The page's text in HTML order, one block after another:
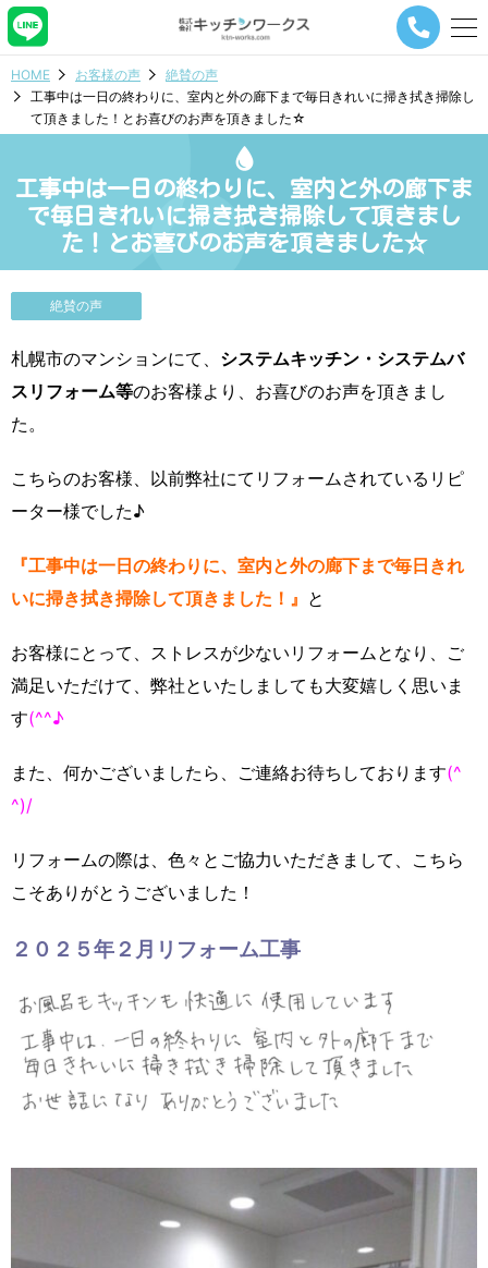
メ
ー
ビ
シ
タ
HOME お客様の声
絶賛の声
工事中は一日の終わりに、室内と外の廊下まで毎日きれいに掃き拭き掃除し
て頂きました！とお喜びのお声を頂きました☆
工事中は一日の終わりに、室内と外の廊下ま
で毎日きれいに掃き拭き掃除して頂きまし
た！とお喜びのお声を頂きました☆
絶賛の声
札幌市のマンションにて、 システムキッチン・システムバ
スリフォーム等のお客様より、お喜びのお声を頂きまし
た。
こちらのお客様、以前弊社にてリフォームされているリピ
ーター様でした♪
『工事中は一日の終わりに、室内と外の廊下まで毎日きれ
いに掃き拭き掃除して頂きました！』 と
お客様にとって、ストレスが少ないリフォームとなり、ご
満足いただけて、弊社といたしましても大変嬉しく思いま
す(^^♪
また、何かございましたら、ご連絡お待ちしております(^
^)/
リフォームの際は、色々とご協力いただきまして、こちら
こそありがとうございました！
２０２５年２月リフォーム工事